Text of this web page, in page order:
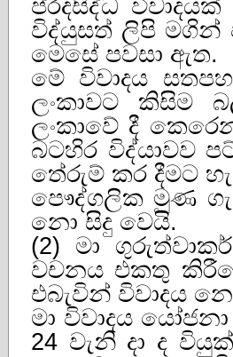
ප්රදසිද්ධ
විද්යුසත් ලිපි මගින්
මෙසේ පවසා ඇත.
මේ විවාදය
ලංකාවට කිසිම
ලංකාවේ දී
බටහිර විද්යාවව
තේරුම් කර දීමට
පෞද්ගලික මුණ
නො සිදු වෙයි.
(2) මා
වචනය එකතු
එබැවින් විවාදය
මා විවාදය
24 වැනි දා ද